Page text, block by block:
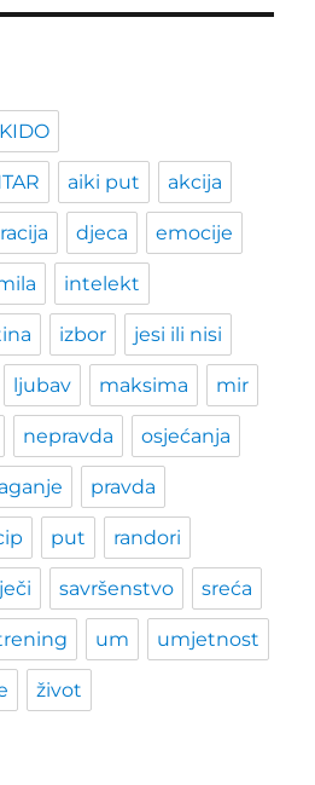
aiki put akcija
djeca emocije
intelekt
izbor jesi ili nisi
ljubav maksima mir
nepravda osjećanja
pravda
put randori
savršenstvo sreća
um umjetnost
život